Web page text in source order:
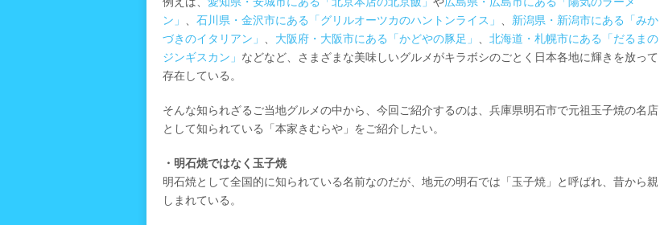
ン」
石川県・金沢市にある「グリルオーツカのハントンライス」
新潟県・新潟市にある「みか
づきのイタリアン」
大阪府・大阪市にある「かどやの豚足」
北海道・札幌市にある「だるまの
ジンギスカン」 などなど、さまざまな美味しいグルメがキラボシのごとく日本各地に輝きを放って
存在している。
そんな知られざるご当地グルメの中から、今回ご紹介するのは、兵庫県明石市で元祖玉子焼の名店
として知られている「本家きむらや」をご紹介したい。
・明石焼ではなく玉子焼
明石焼として全国的に知られている名前なのだが、地元の明石では「玉子焼」と呼ばれ、昔から親
しまれている。